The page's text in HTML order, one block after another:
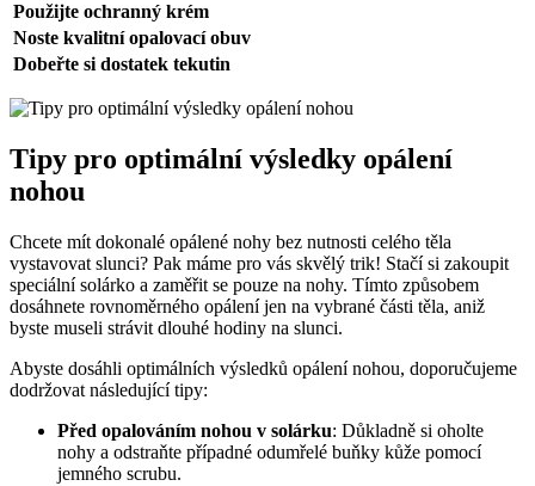
Použijte ochranný krém
Noste kvalitní opalovací obuv
Dobeřte si dostatek tekutin
Tipy pro optimální výsledky opálení
nohou
Chcete mít dokonalé opálené nohy bez nutnosti celého těla
vystavovat slunci? Pak máme pro vás skvělý trik! Stačí si zakoupit
speciální solárko a zaměřit se pouze na nohy. Tímto způsobem
dosáhnete rovnoměrného opálení jen na vybrané části těla, aniž
byste museli strávit dlouhé hodiny na slunci.
Abyste dosáhli optimálních výsledků opálení nohou, doporučujeme
dodržovat následující tipy:
Před opalováním nohou v solárku: Důkladně si oholte
nohy a odstraňte případné odumřelé buňky kůže pomocí
jemného scrubu.